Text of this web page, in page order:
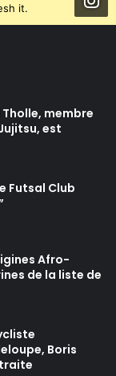
it.
membre
est
Futsal Club
Afro-
de la liste de
Boris